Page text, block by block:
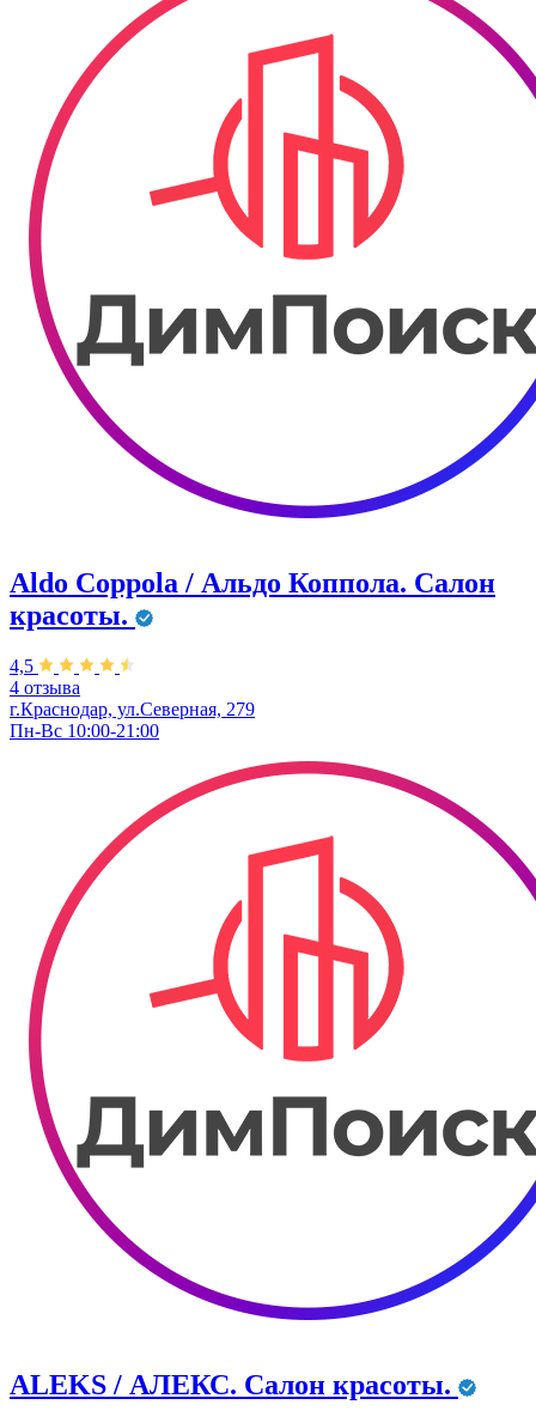
Aldo Coppola / Альдо Коппола. Салон
красоты.
4,5
4 отзыва
г.Краснодар, ул.Северная, 279
Пн-Вс 10:00-21:00
ALEKS / АЛЕКС. Салон красоты.